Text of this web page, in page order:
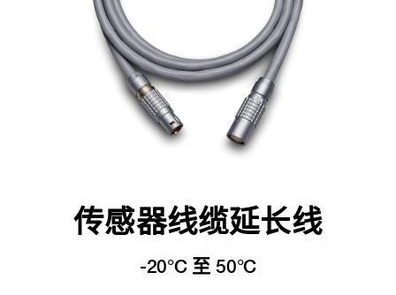
传感器线缆延长线
-20°C 至 50°C